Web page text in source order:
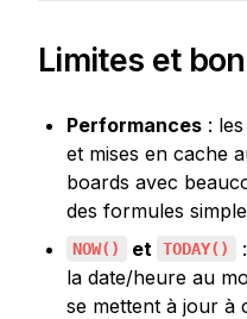
Limites et
Performances :
et mises en cache
boards avec
des formules
NOW() et TODAY()
la date/heure au
se mettent à jour à